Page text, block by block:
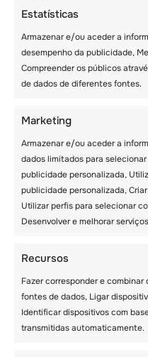
Estatísticas
Armazenar e/ou aceder a
desempenho da publicidade,
Compreender os públicos
de dados de diferentes fontes.
Marketing
Armazenar e/ou aceder a
dados limitados para
publicidade personalizada,
publicidade personalizada,
Utilizar perfis para selecionar
Desenvolver e melhorar
Recursos
Fazer corresponder e combinar
fontes de dados, Ligar
Identificar dispositivos com
transmitidas automaticamente.
FILHOS
CAMPO
NA SUÍÇA
RAZÕES
LEVARES
FILHO AOS